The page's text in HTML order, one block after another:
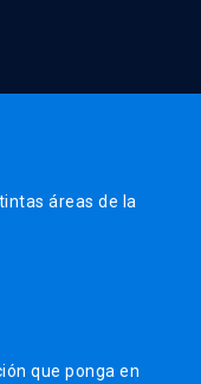
áreas de la
que ponga en